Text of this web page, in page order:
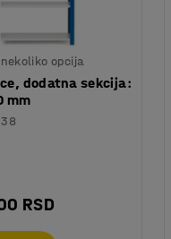
opcija
dodatna sekcija:
mm
RSD